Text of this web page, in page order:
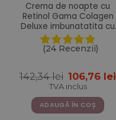
Crema de noapte cu
Retinol Gama Colagen
Deluxe imbunatatita cu
Aloe Vera, Unt de Shea,
Vitamina E si Niacinamide
(24 Recenzii)
142,34lei Prețul
inițial
a
fost:
142,34 lei.
106,76 lei
TVA inclus
ADAUGĂ ÎN COȘ